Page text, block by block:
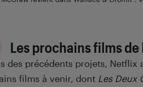
Les prochains films
des précédents projets, Netflix
films à venir, dont Les Deux